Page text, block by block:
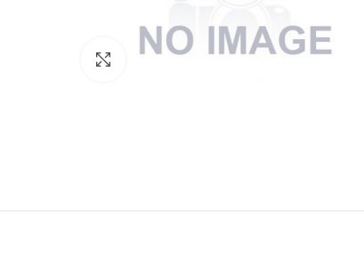
Click to enlarge